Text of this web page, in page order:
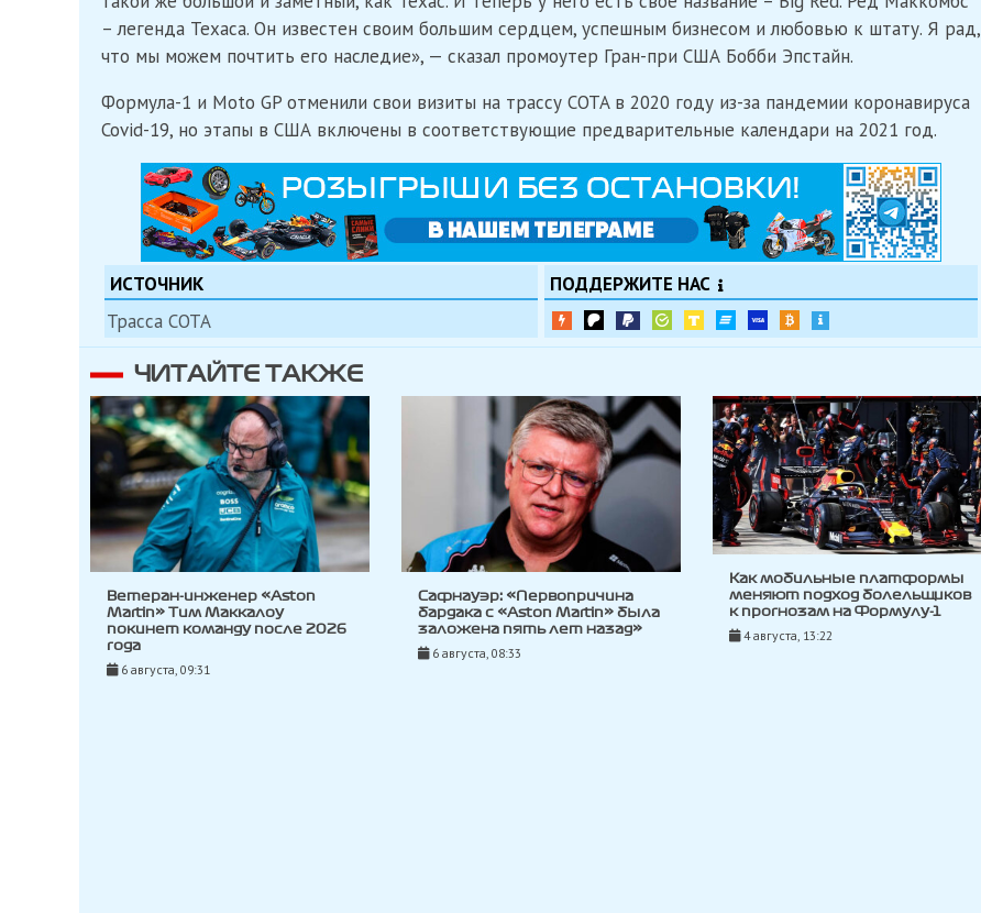
– легенда Техаса. Он известен своим большим сердцем, успешным бизнесом и любовью к штату. Я рад,
что мы можем почтить его наследие», — сказал промоутер Гран-при США Бобби Эпстайн.
Формула-1 и Moto GP отменили свои визиты на трассу COTA в 2020 году из-за пандемии коронавируса
Covid-19, но этапы в США включены в соответствующие предварительные календари на 2021 год.
ИСТОЧНИК
Трасса СОТА
ПОДДЕРЖИТЕ НАС
ЧИТАЙТЕ ТАКЖЕ
Ветеран-инженер «Aston
Martin» Тим Маккалоу
покинет команду после 2026
года
6 августа, 09:31
Сафнауэр: «Первопричина
бардака с «Aston Martin» была
заложена пять лет назад»
6 августа, 08:33
Как мобильные платформы
меняют подход болельщиков
к прогнозам на Формулу-1
4 августа, 13:22